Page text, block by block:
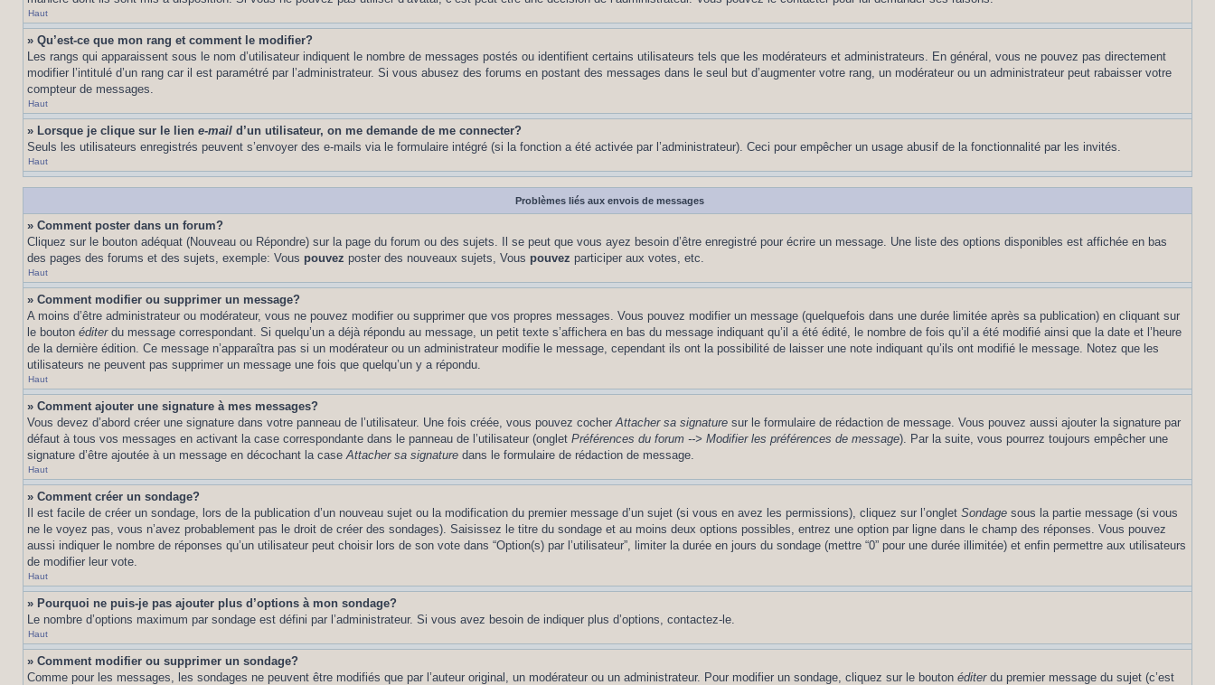
Haut
» Qu’est-ce que mon rang et comment le modifier?
Les rangs qui apparaissent sous le nom d’utilisateur indiquent le nombre de messages postés ou identifient certains utilisateurs tels que les modérateurs et administrateurs. En général, vous ne pouvez pas directement
modifier l’intitulé d’un rang car il est paramétré par l’administrateur. Si vous abusez des forums en postant des messages dans le seul but d’augmenter votre rang, un modérateur ou un administrateur peut rabaisser votre
compteur de messages.
Haut
» Lorsque je clique sur le lien e-mail d’un utilisateur, on me demande de me connecter?
Seuls les utilisateurs enregistrés peuvent s’envoyer des e-mails via le formulaire intégré (si la fonction a été activée par l’administrateur). Ceci pour empêcher un usage abusif de la fonctionnalité par les invités.
Haut
Problèmes liés aux envois de messages
» Comment poster dans un forum?
Cliquez sur le bouton adéquat (Nouveau ou Répondre) sur la page du forum ou des sujets. Il se peut que vous ayez besoin d’être enregistré pour écrire un message. Une liste des options disponibles est affichée en bas
des pages des forums et des sujets, exemple: Vous pouvez poster des nouveaux sujets, Vous pouvez participer aux votes, etc.
Haut
» Comment modifier ou supprimer un message?
A moins d’être administrateur ou modérateur, vous ne pouvez modifier ou supprimer que vos propres messages. Vous pouvez modifier un message (quelquefois dans une durée limitée après sa publication) en cliquant sur
le bouton éditerdu message correspondant. Si quelqu’un a déjà répondu au message, un petit texte s’affichera en bas du message indiquant qu’il a été édité, le nombre de fois qu’il a été modifié ainsi que la date et l’heure
de la dernière édition. Ce message n’apparaîtra pas si un modérateur ou un administrateur modifie le message, cependant ils ont la possibilité de laisser une note indiquant qu’ils ont modifié le message. Notez que les
utilisateurs ne peuvent pas supprimer un message une fois que quelqu’un y a répondu.
Haut
» Comment ajouter une signature à mes messages?
Vous devez d’abord créer une signature dans votre panneau de l’utilisateur. Une fois créée, vous pouvez cocherAttacher sa signature sur le formulaire de rédaction de message. Vous pouvez aussi ajouter la signature par
défaut à tous vos messages en activant la case correspondante dans le panneau de l’utilisateur (onglet Préférences du forum --> Modifier les préférences de message). Par la suite, vous pourrez toujours empêcher une
signature d’être ajoutée à un message en décochant la caseAttacher sa signature dans le formulaire de rédaction de message.
Haut
» Comment créer un sondage?
Il est facile de créer un sondage, lors de la publication d’un nouveau sujet ou la modification du premier message d’un sujet (si vous en avez les permissions), cliquez sur l’onglet Sondage sous la partie message (si vous
ne le voyez pas, vous n’avez probablement pas le droit de créer des sondages). Saisissez le titre du sondage et au moins deux options possibles, entrez une option par ligne dans le champ des réponses. Vous pouvez
aussi indiquer le nombre de réponses qu’un utilisateur peut choisir lors de son vote dans “Option(s) par l’utilisateur”, limiter la durée en jours du sondage (mettre “0” pour une durée illimitée) et enfin permettre aux utilisateurs
de modifier leur vote.
Haut
» Pourquoi ne puis-je pas ajouter plus d’options à mon sondage?
Le nombre d’options maximum par sondage est défini par l’administrateur. Si vous avez besoin de indiquer plus d’options, contactez-le.
Haut
» Comment modifier ou supprimer un sondage?
Comme pour les messages, les sondages ne peuvent être modifiés que par l’auteur original, un modérateur ou un administrateur. Pour modifier un sondage, cliquez sur le bouton éditerdu premier message du sujet (c’est